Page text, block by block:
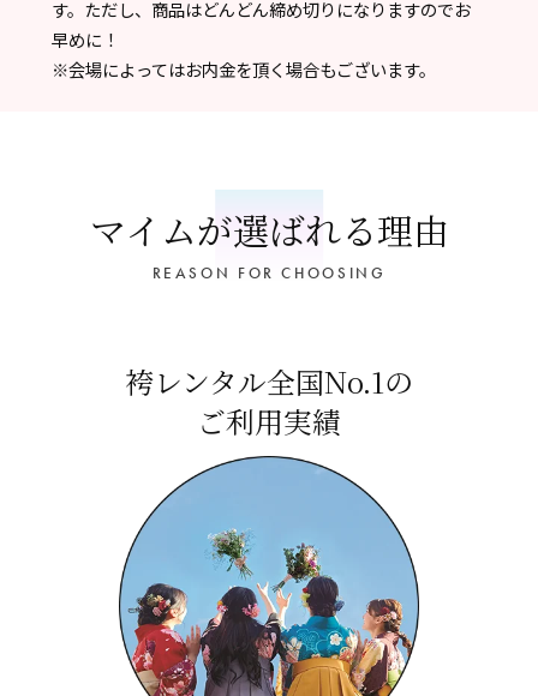
す。ただし、商品はどんどん締め切りになりますのでお
早めに！
※会場によってはお内金を頂く場合もございます。
マイムが選ばれる理由
REASON FOR CHOOSING
袴レンタル全国No.1の
ご利用実績